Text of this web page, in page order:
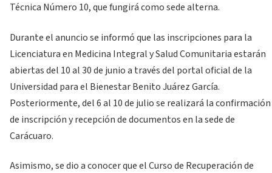
Técnica Número 10, que fungirá como sede alterna.
Durante el anuncio se informó que las inscripciones para la
Licenciatura en Medicina Integral y Salud Comunitaria estarán
abiertas del 10 al 30 de junio a través del portal oficial de la
Universidad para el Bienestar Benito Juárez García.
Posteriormente, del 6 al 10 de julio se realizará la confirmación
de inscripción y recepción de documentos en la sede de
Carácuaro.
Asimismo, se dio a conocer que el Curso de Recuperación de